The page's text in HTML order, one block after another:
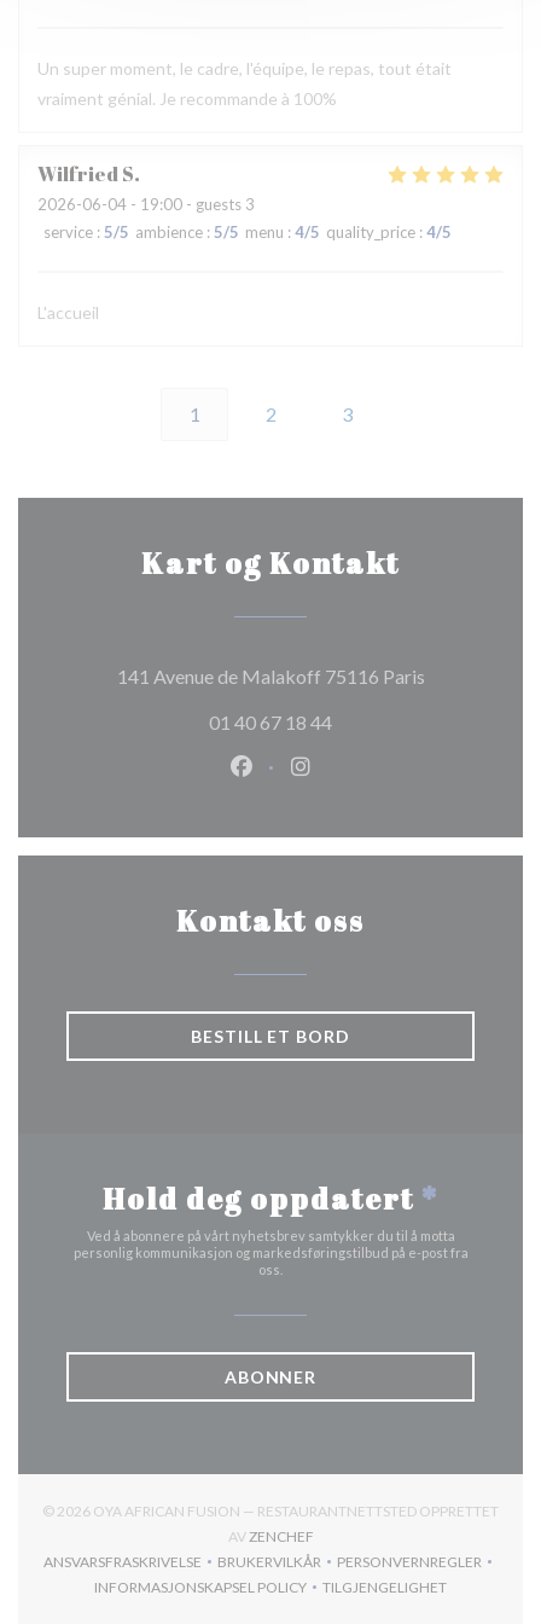
Un super moment, le cadre, l'équipe, le repas, tout était
vraiment génial. Je recommande à 100%
WilfriedS
2026-06-04 - 19:00 - guests 3
service : 5/5 ambience : 5/5 menu : 4/5 quality_price : 4/5
L'accueil
1 2 3
Kart og Kontakt
141 Avenue de Malakoff 75116 Paris((åpner i et
01 40 67 18 44
Facebook ((åpner i et nytt
Instagram ((åpner i et
Kontakt oss
BESTILL ET BORD
Hold deg oppdatert *
Ved å abonnere på vårt nyhetsbrev samtykker du til å motta
personlig kommunikasjon og markedsføringstilbud på e-post fra
oss.
ABONNER
© 2026 OYA AFRICAN FUSION — RESTAURANTNETTSTED OPPRETTET
AVZENCHEF((ÅPNER I ET NYTT VINDU))
ANSVARSFRASKRIVELSE
((ÅPNER I ET NYTT VINDU))
BRUKERVILKÅR
((ÅPNER I ET NYTT VINDU))
PERSONVERNREGLER
((ÅPNER I ET
INFORMASJONSKAPSEL POLICY
((ÅPNER I ET NYTT VINDU))
TILGJENGELIGHET
((ÅPNER I ET NYTT